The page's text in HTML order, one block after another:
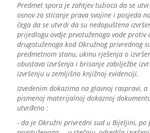
Predmet spora je zahtjev tužioca da se
osnov za sticanje prava svojine i posjeda
čega da se utvrdi da su nedopuštena
prijedlogu ovdje prvotuženoga vode protiv
drugotuženoga kod Okružnog privrednog
predmetnom stanu, ukinu rješenja o
obustava izvršenja i brisanje zabilježbe
izvršenju u zemljišno knjižnoj evidenciji.
Izvedenim dokazima na glavnoj raspravi,
pismenoj materijalnoj dokaznoj
utvrđeno :
- da je Okružni privredni sud u Bijeljini, po